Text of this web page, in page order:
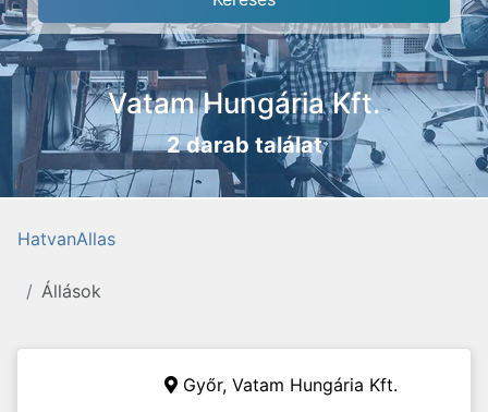
Vatam Hungária Kft.
2 darab találat
HatvanAllas
Állások
Győr, Vatam Hungária Kft.